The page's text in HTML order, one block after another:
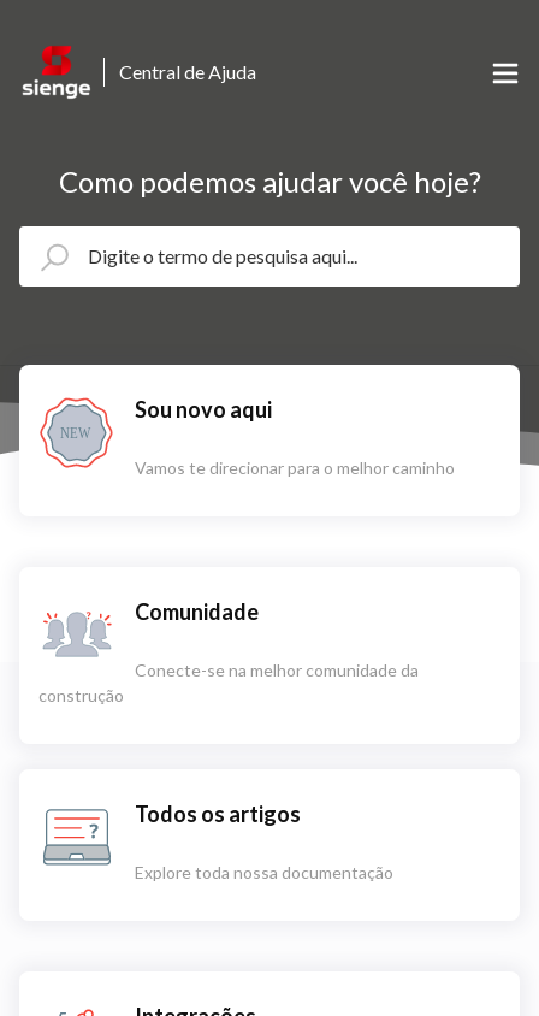
Central de Ajuda
Como podemos ajudar você hoje?
NEW
Sou novo aqui
Vamos te direcionar para o melhor caminho
Comunidade
Conecte-se na melhor comunidade da
construção
Todos os artigos
Explore toda nossa documentação